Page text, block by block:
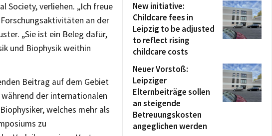
Society, verliehen. „Ich freue
an der
„Sie ist ein Beleg dafür,
und Biophysik weithin
Beitrag auf dem Gebiet
der internationalen
welches mehr als
zu
New initiative:
Childcare fees in
Leipzig to be adjusted
to reflect rising
childcare costs
Neuer Vorstoß:
Leipziger
Elternbeiträge sollen
an steigende
Betreuungskosten
angeglichen werden